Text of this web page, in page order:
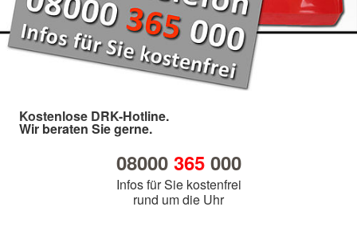
Kostenlose DRK-Hotline.
Wir beraten Sie gerne.
08000 365000
Infos für Sie kostenfrei
rund um die Uhr